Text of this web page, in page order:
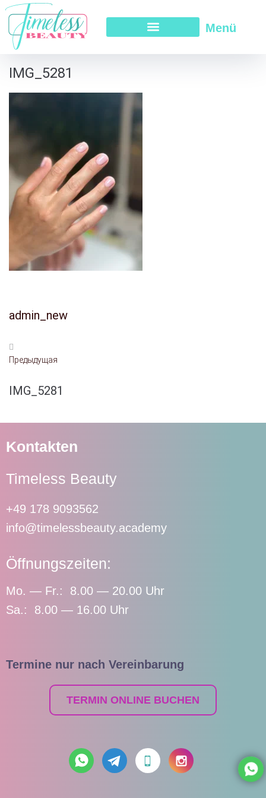
Menü
IMG_5281
admin_new
Предыдущая
IMG_5281
Kontakten
Timeless Beauty
+49 178 9093562
info@timelessbeauty.academy
Öffnungszeiten:
Mo. — Fr.: 8.00 — 20.00 Uhr
Sa.: 8.00 — 16.00 Uhr
Termine nur nach Vereinbarung
TERMIN ONLINE BUCHEN